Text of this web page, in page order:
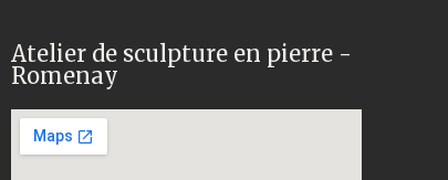
Atelier de sculpture en pierre -
Romenay